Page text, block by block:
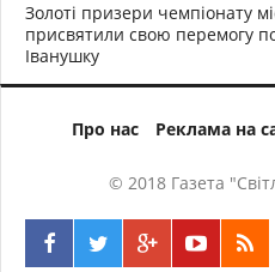
Золоті призери чемпіонату
присвятили свою перемогу
Іванушку
Про нас Реклама на
© 2018 Газета